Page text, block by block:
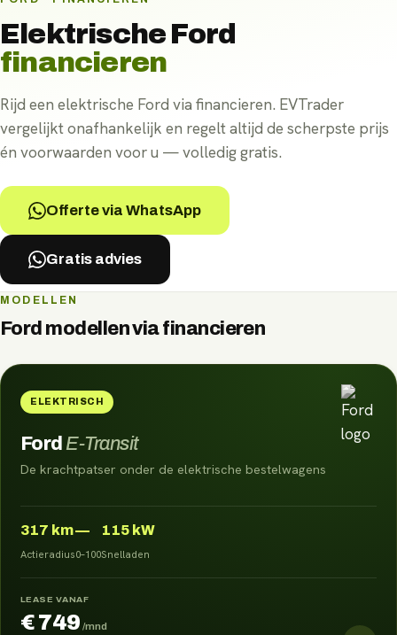
Elektrische Ford
financieren
Rijd een elektrische Ford via financieren. EVTrader
vergelijkt onafhankelijk en regelt altijd de scherpste prijs
én voorwaarden voor u — volledig gratis.
Offerte via WhatsApp
Gratis advies
MODELLEN
Ford modellen viafinancieren
ELEKTRISCH
Ford E-Transit
De krachtpatser onder de elektrische bestelwagens
317 km
Actieradius
—
0–100
115 kW
Snelladen
LEASE VANAF
€ 749 /mnd